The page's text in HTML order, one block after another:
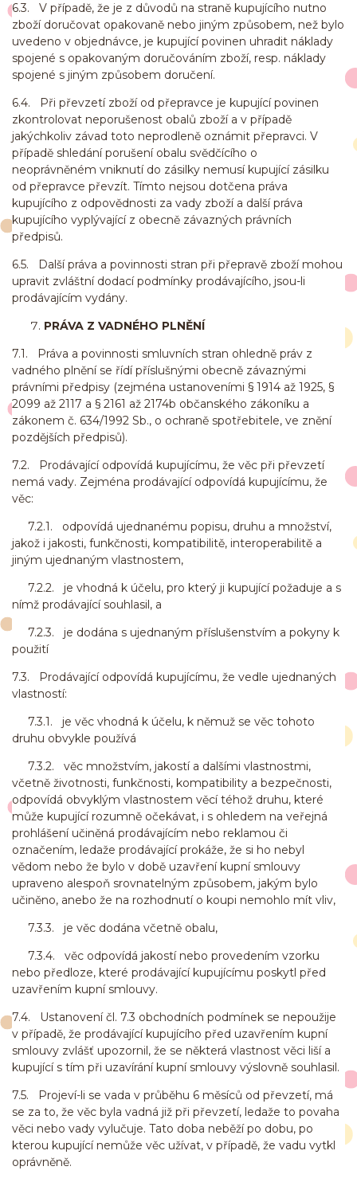
6.3. V případě, že je z důvodů na straně kupujícího nutno
zboží doručovat opakovaně nebo jiným způsobem, než bylo
uvedeno v objednávce, je kupující povinen uhradit náklady
spojené s opakovaným doručováním zboží, resp. náklady
spojené s jiným způsobem doručení.
6.4. Při převzetí zboží od přepravce je kupující povinen
zkontrolovat neporušenost obalů zboží a v případě
jakýchkoliv závad toto neprodleně oznámit přepravci. V
případě shledání porušení obalu svědčícího o
neoprávněném vniknutí do zásilky nemusí kupující zásilku
od přepravce převzít. Tímto nejsou dotčena práva
kupujícího z odpovědnosti za vady zboží a další práva
kupujícího vyplývající z obecně závazných právních
předpisů.
6.5. Další práva a povinnosti stran při přepravě zboží mohou
upravit zvláštní dodací podmínky prodávajícího, jsou-li
prodávajícím vydány.
PRÁVA Z VADNÉHO PLNĚNÍ
7.1. Práva a povinnosti smluvních stran ohledně práv z
vadného plnění se řídí příslušnými obecně závaznými
právními předpisy (zejména ustanoveními § 1914 až 1925, §
2099 až 2117 a § 2161 až 2174b občanského zákoníku a
zákonem č. 634/1992 Sb., o ochraně spotřebitele, ve znění
pozdějších předpisů).
7.2. Prodávající odpovídá kupujícímu, že věc při převzetí
nemá vady. Zejména prodávající odpovídá kupujícímu, že
věc:
7.2.1. odpovídá ujednanému popisu, druhu a množství,
jakož i jakosti, funkčnosti, kompatibilitě, interoperabilitě a
jiným ujednaným vlastnostem,
7.2.2. je vhodná k účelu, pro který ji kupující požaduje a s
nímž prodávající souhlasil, a
7.2.3. je dodána s ujednaným příslušenstvím a pokyny k
použití
7.3. Prodávající odpovídá kupujícímu, že vedle ujednaných
vlastností:
7.3.1. je věc vhodná k účelu, k němuž se věc tohoto
druhu obvykle používá
7.3.2. věc množstvím, jakostí a dalšími vlastnostmi,
včetně životnosti, funkčnosti, kompatibility a bezpečnosti,
odpovídá obvyklým vlastnostem věcí téhož druhu, které
může kupující rozumně očekávat, i s ohledem na veřejná
prohlášení učiněná prodávajícím nebo reklamou či
označením, ledaže prodávající prokáže, že si ho nebyl
vědom nebo že bylo v době uzavření kupní smlouvy
upraveno alespoň srovnatelným způsobem, jakým bylo
učiněno, anebo že na rozhodnutí o koupi nemohlo mít vliv,
7.3.3. je věc dodána včetně obalu,
7.3.4. věc odpovídá jakostí nebo provedením vzorku
nebo předloze, které prodávající kupujícímu poskytl před
uzavřením kupní smlouvy.
7.4. Ustanovení čl. 7.3 obchodních podmínek se nepoužije
v případě, že prodávající kupujícího před uzavřením kupní
smlouvy zvlášť upozornil, že se některá vlastnost věci liší a
kupující s tím při uzavírání kupní smlouvy výslovně souhlasil.
7.5. Projeví-li se vada v průběhu 6 měsíců od převzetí, má
se za to, že věc byla vadná již při převzetí, ledaže to povaha
věci nebo vady vylučuje. Tato doba neběží po dobu, po
kterou kupující nemůže věc užívat, v případě, že vadu vytkl
oprávněně.